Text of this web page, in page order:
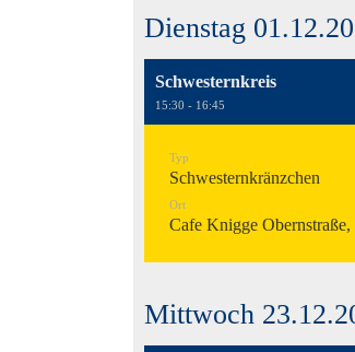
Dienstag
Schwesternkreis
15:30 - 16:45
Typ
Schwesternkränzchen
Ort
Cafe Knigge
Mittwoch